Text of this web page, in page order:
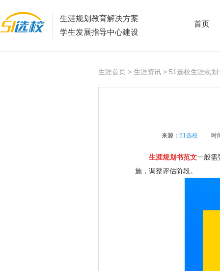
生涯规划教育解决方案
学生发展指导中心建设
首页
生涯首页 > 生涯资讯 > 51选校生涯规划
来源： 51选校 时
生涯规划书范文一般需
施，调整评估阶段。